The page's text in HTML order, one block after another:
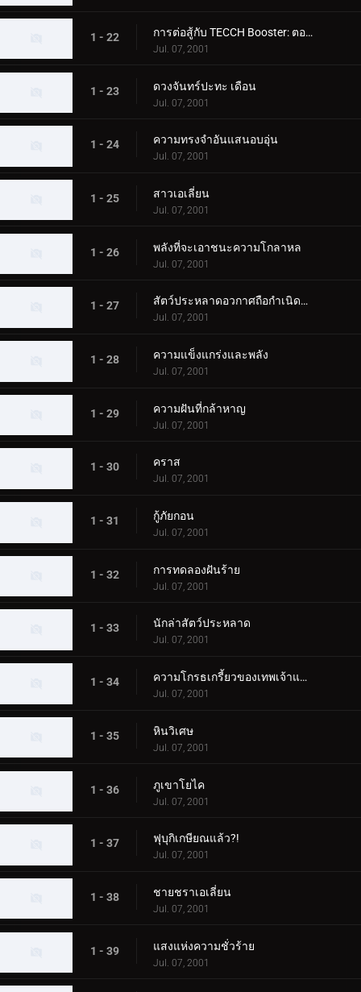
1 - 22 การต่อสู้กับ TECCH Booster: ตอนที่ 2
Jul. 07, 2001
1 - 23 ดวงจันทร์ปะทะ เดือน
Jul. 07, 2001
1 - 24 ความทรงจำอันแสนอบอุ่น
Jul. 07, 2001
1 - 25 สาวเอเลี่ยน
Jul. 07, 2001
1 - 26 พลังที่จะเอาชนะความโกลาหล
Jul. 07, 2001
1 - 27 สัตว์ประหลาดอวกาศถือกำเนิดบนโลก
Jul. 07, 2001
1 - 28 ความแข็งแกร่งและพลัง
Jul. 07, 2001
1 - 29 ความฝันที่กล้าหาญ
Jul. 07, 2001
1 - 30 คราส
Jul. 07, 2001
1 - 31 กู้ภัยกอน
Jul. 07, 2001
1 - 32 การทดลองฝันร้าย
Jul. 07, 2001
1 - 33 นักล่าสัตว์ประหลาด
Jul. 07, 2001
1 - 34 ความโกรธเกรี้ยวของเทพเจ้าแห่งท้องทะเล
Jul. 07, 2001
1 - 35 หินวิเศษ
Jul. 07, 2001
1 - 36 ภูเขาโยไค
Jul. 07, 2001
1 - 37 ฟุบุกิเกษียณแล้ว?!
Jul. 07, 2001
1 - 38 ชายชราเอเลี่ยน
Jul. 07, 2001
1 - 39 แสงแห่งความชั่วร้าย
Jul. 07, 2001